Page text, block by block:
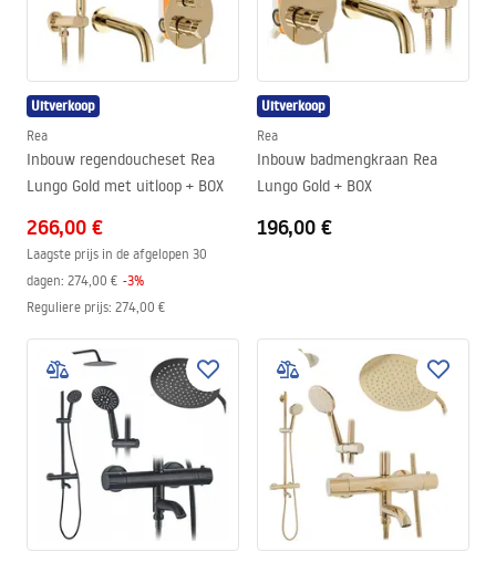
Uitverkoop
Rea
Inbouw regendoucheset Rea
Lungo Gold met uitloop + BOX
266,00 €
Laagste prijs in de afgelopen 30
dagen: 274,00 € -3%
Reguliere prijs: 274,00 €
Uitverkoop
Rea
Inbouw badmengkraan Rea
Lungo Gold + BOX
196,00 €